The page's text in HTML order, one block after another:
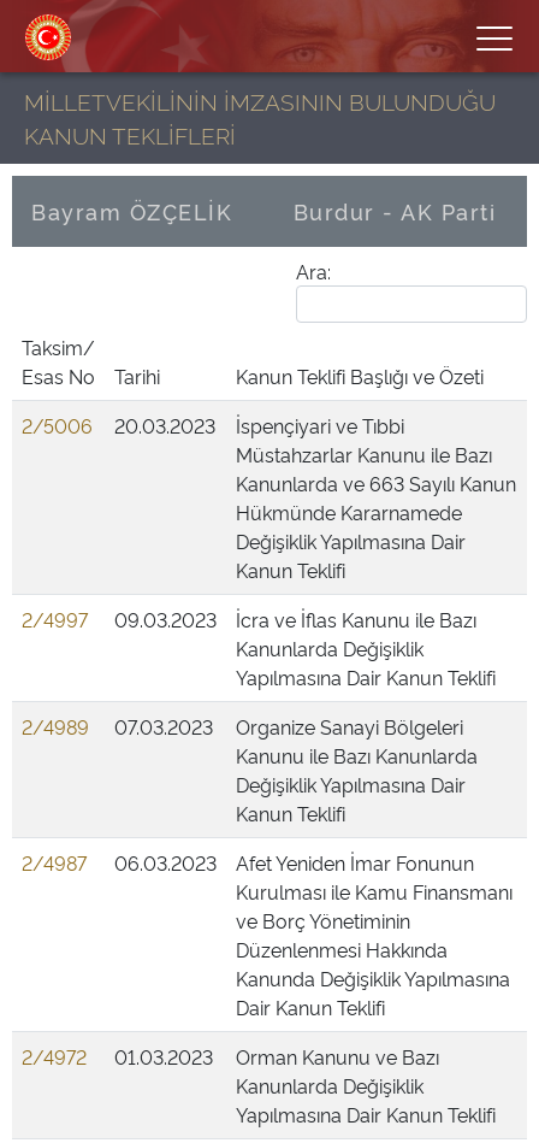
MİLLETVEKİLİNİN İMZASININ BULUNDUĞU
KANUN TEKLİFLERİ
Bayram ÖZÇELİK Burdur - AK Parti
Ara:
Taksim/
Esas No
Tarihi
Kanun Teklifi Başlığı ve Özeti
2/5006
20.03.2023
İspençiyari ve Tıbbi
Müstahzarlar Kanunu ile Bazı
Kanunlarda ve 663 Sayılı Kanun
Hükmünde Kararnamede
Değişiklik Yapılmasına Dair
Kanun Teklifi
2/4997
09.03.2023
İcra ve İflas Kanunu ile Bazı
Kanunlarda Değişiklik
Yapılmasına Dair Kanun Teklifi
2/4989
07.03.2023
Organize Sanayi Bölgeleri
Kanunu ile Bazı Kanunlarda
Değişiklik Yapılmasına Dair
Kanun Teklifi
2/4987
06.03.2023
Afet Yeniden İmar Fonunun
Kurulması ile Kamu Finansmanı
ve Borç Yönetiminin
Düzenlenmesi Hakkında
Kanunda Değişiklik Yapılmasına
Dair Kanun Teklifi
2/4972
01.03.2023
Orman Kanunu ve Bazı
Kanunlarda Değişiklik
Yapılmasına Dair Kanun Teklifi